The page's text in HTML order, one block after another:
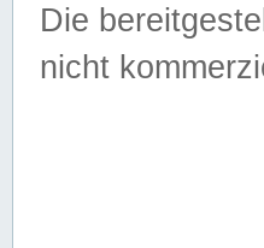
Die
nicht